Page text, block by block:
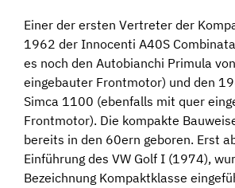
Einer der ersten Vertreter der
1962 der Innocenti A40S
es noch den Autobianchi Primula
eingebauter Frontmotor) und den
Simca 1100 (ebenfalls mit quer
Frontmotor). Die kompakte
bereits in den 60ern geboren. Erst
Einführung des VW Golf I (1974),
Bezeichnung Kompaktklasse